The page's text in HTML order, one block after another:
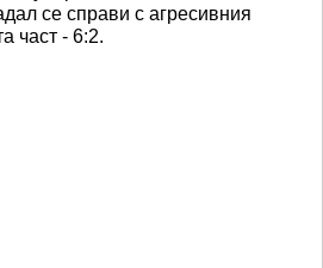
се справи с агресивния
част - 6:2.